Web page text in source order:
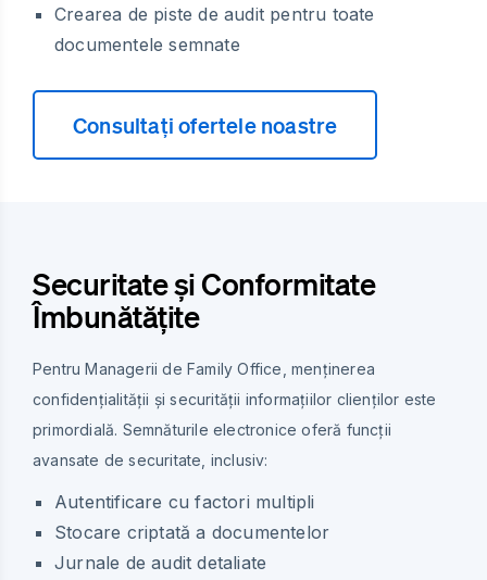
Crearea de piste de audit pentru toate
documentele semnate
Consultați ofertele noastre
Securitate și Conformitate
Îmbunătățite
Pentru Managerii de Family Office, menținerea
confidențialității și securității informațiilor clienților este
primordială. Semnăturile electronice oferă funcții
avansate de securitate, inclusiv:
Autentificare cu factori multipli
Stocare criptată a documentelor
Jurnale de audit detaliate